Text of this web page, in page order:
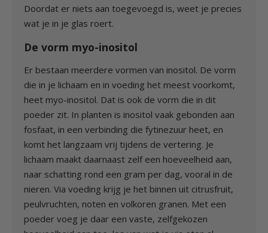
Doordat er niets aan toegevoegd is, weet je precies
wat je in je glas roert.
De vorm myo-inositol
Er bestaan meerdere vormen van inositol. De vorm
die in je lichaam en in voeding het meest voorkomt,
heet myo-inositol. Dat is ook de vorm die in dit
poeder zit. In planten is inositol vaak gebonden aan
fosfaat, in een verbinding die fytinezuur heet, en
komt het langzaam vrij tijdens de vertering. Je
lichaam maakt daarnaast zelf een hoeveelheid aan,
naar schatting rond een gram per dag, vooral in de
nieren. Via voeding krijg je het binnen uit citrusfruit,
peulvruchten, noten en volkoren granen. Met een
poeder voeg je daar een vaste, zelfgekozen